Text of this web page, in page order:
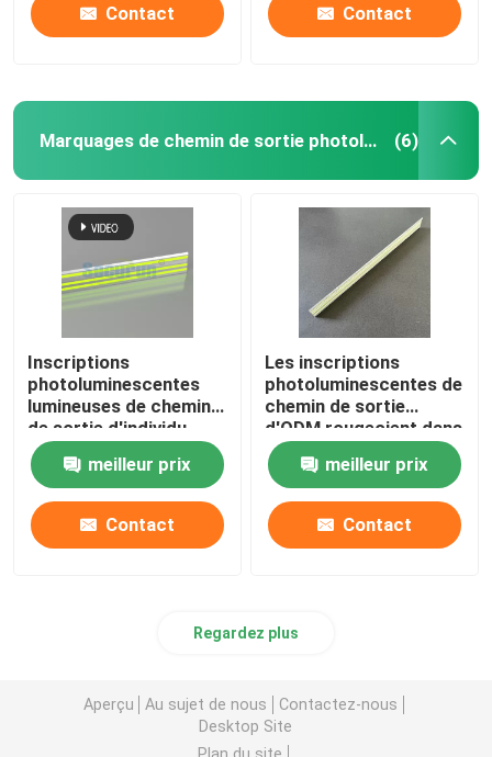
Contact Contact
Marquages ​​de chemin de sortie photoluminescents (6)
Inscriptions
photoluminescentes
lumineuses de chemin
de sortie d'individu
pour le guide de paroi
latérale de sortie
d'hôpital
meilleur prix
Contact
Les inscriptions
photoluminescentes de
chemin de sortie
d'ODM rougeoient dans
l'escalier en aluminium
foncé flairant
l'équilibre de bord
meilleur prix
Contact
Regardez plus
Aperçu Au sujet de nous
Contactez-nous
Desktop Site
Plan du site